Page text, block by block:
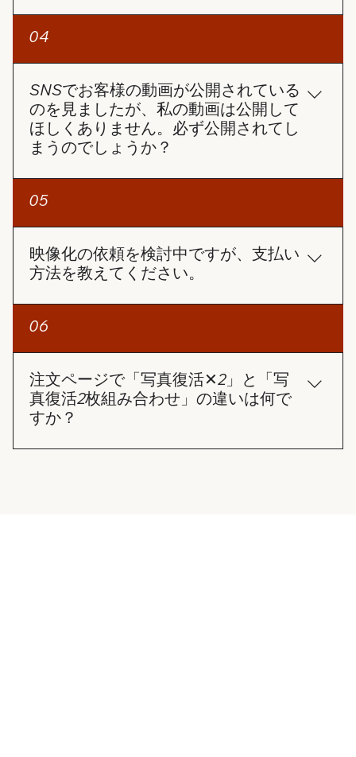
番号とメールアドレスを入力し、進捗状況を確認す
ることができます。完成した動画を直接ダウンロー
（angelsphoto99@gmail.com）にお問い合わせく
ださい。注文番号をお知らせいただければ、早急に
対応させていただきます。
AIで作成しているため現時点の技術では、ご希望の
合があります。 しかし、できる限りお客様のご要望
に近い動画を制作できるよう、全力で対応させてい
ただきます。
04
SNSでお客様の動画が公開されている
のを見ましたが、私の動画は公開して
ほしくありません。必ず公開されてし
まうのでしょうか？
ご安心ください。お客様の許可なく動画を公開する
可】の選択項目があります。 この項目にチェックを
入れない限り、お客様の動画が当社のSNSで使用さ
れることは一切ありません。
05
映像化の依頼を検討中ですが、支払い
方法を教えてください。
お支払い方法についてですが、クレジットカードの
備中です。
06
注文ページで「写真復活✕2」と「写
真復活2枚組み合わせ」の違いは何で
すか？